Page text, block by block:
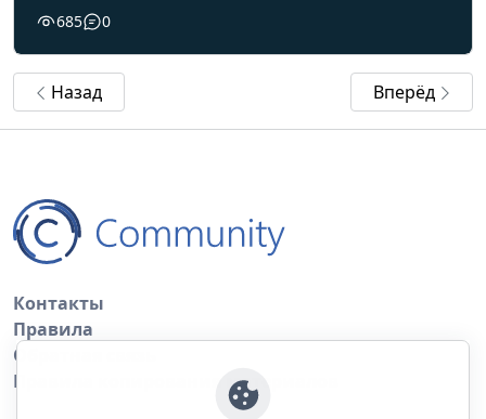
685 0
Назад Вперёд
Контакты
Правила
Обратная связь
Правила копирования материалов